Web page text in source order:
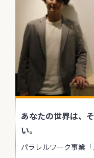
あなたの世界は、
い。
パラレルワーク事業